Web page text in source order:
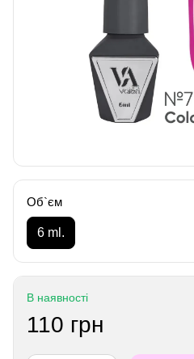
Об`єм
6 ml.
В наявності
110 грн